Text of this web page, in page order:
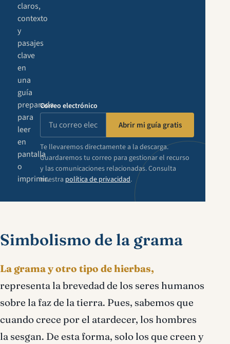
claros,
contexto
y
pasajes
clave
en
una
guía
preparada
para
leer
en
pantalla
o
imprimir.
Correo electrónico
Abrir mi guía gratis
Te llevaremos directamente a la descarga.
Guardaremos tu correo para gestionar el recurso
y las comunicaciones relacionadas. Consulta
nuestra política de privacidad.
Simbolismo de la grama
La grama y otro tipo de hierbas,
representa la brevedad de los seres humanos
sobre la faz de la tierra. Pues, sabemos que
cuando crece por el atardecer, los hombres
la sesgan. De esta forma, solo los que creen y